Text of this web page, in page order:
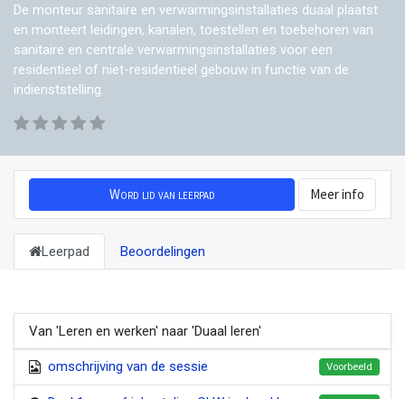
De monteur sanitaire en verwarmingsinstallaties duaal plaatst
en monteert leidingen, kanalen, toestellen en toebehoren van
sanitaire en centrale verwarmingsinstallaties voor een
residentieel of niet-residentieel gebouw in functie van de
indienststelling.
Word lid van leerpad Meer info
Leerpad Beoordelingen
Van 'Leren en werken' naar 'Duaal leren'
omschrijving van de sessie Voorbeeld